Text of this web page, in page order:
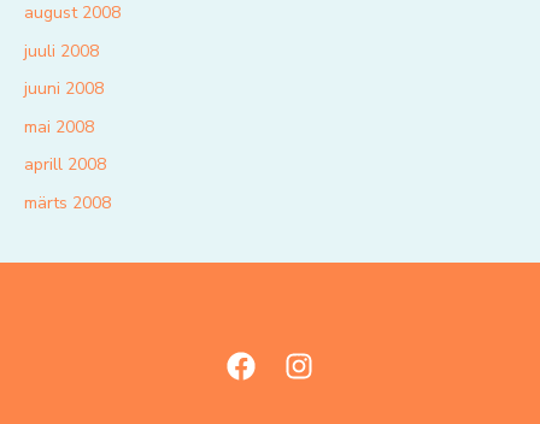
august 2008
juuli 2008
juuni 2008
mai 2008
aprill 2008
märts 2008